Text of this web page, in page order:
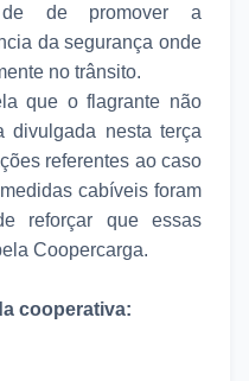
de promover a
da segurança onde
no trânsito.
que o flagrante não
divulgada nesta terça
referentes ao caso
cabíveis foram
reforçar que essas
Coopercarga.
cooperativa: